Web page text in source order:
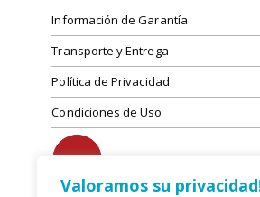
Valoramos su
Información de Garantía
Transporte y Entrega
Política de Privacidad
Condiciones de Uso